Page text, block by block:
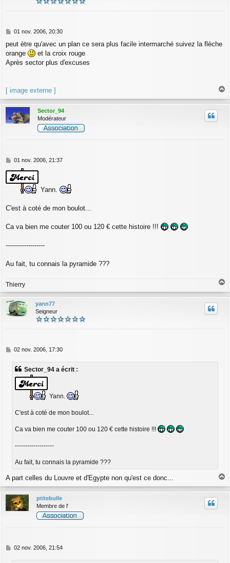
M
s
s
a
01 nov. 2006, 20:30
peut ètre qu'avec un plan ce sera plus facile intermarché suivez la flèche
orange
et la croix rouge
Après sector plus d'excuses
[ image externe ]
a
u
Sector_94
Modérateur
M
s
s
e
01 nov. 2006, 21:37
Yann.
C'est à coté de mon boulot...
Ca va bien me couter 100 ou 120 € cette histoire !!!
-------------------
Au fait, tu connais la pyramide ???
Thierry
u
yann77
Seigneur
M
s
02 nov. 2006, 17:30
Sector_94 a écrit :
Yann.
C'est à coté de mon boulot...
Ca va bien me couter 100 ou 120 € cette histoire !!!
-------------------
Au fait, tu connais la pyramide ???
A part celles du Louvre et d'Egypte non qu'est ce donc...
a
u
ptitebulle
Membre de l'
M
02 nov. 2006, 21:54